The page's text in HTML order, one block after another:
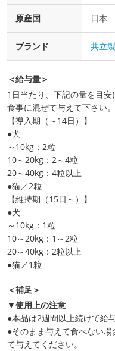
原産国 日本
ブランド 共立
＜給与量＞
1日当たり、下記の量を目
食事に混ぜて与えて下さい。
【導入期（～14日）】
●犬
～10kg：2粒
10～20kg：2～4粒
20～40kg：4粒以上
●猫／2粒
【維持期（15日～）】
●犬
～10kg：1粒
10～20kg：1～2粒
20～40kg：2粒以上
●猫／1粒
＜補足＞
▼使用上の注意
●本品は2週間以上続けて給
●そのまま与えて食べない
て与えてください。